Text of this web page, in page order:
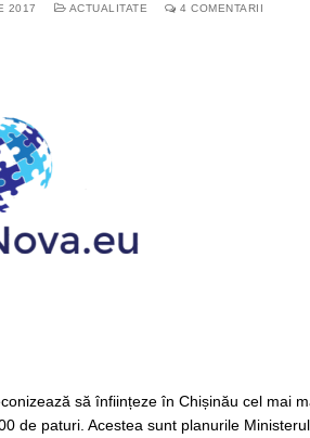
2017 ACTUALITATE 4 COMENTARII
să înființeze în Chișinău cel mai
de paturi. Acestea sunt planurile